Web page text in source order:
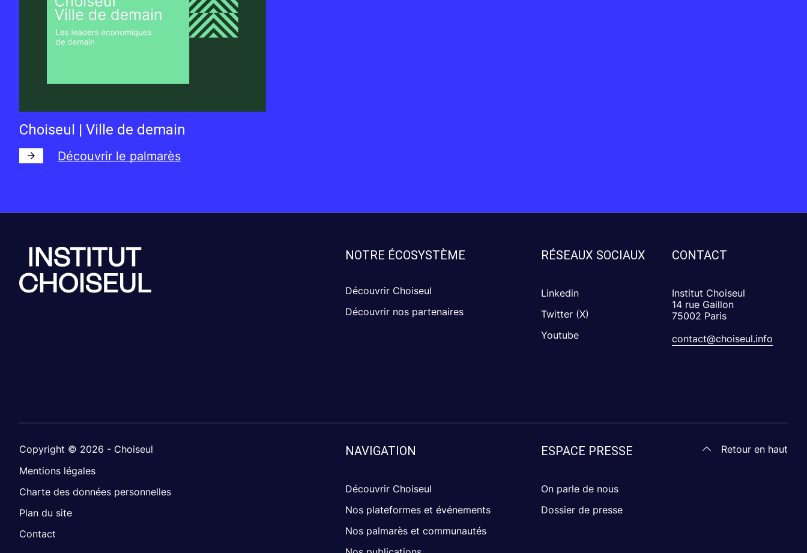
Choiseul | Ville de demain
Découvrir le palmarès
NOTRE ÉCOSYSTÈME
Découvrir Choiseul
Découvrir nos partenaires
RÉSEAUX SOCIAUX
Linkedin
Twitter (X)
Youtube
CONTACT
Institut Choiseul
14 rue Gaillon
75002 Paris
contact@choiseul.info
Copyright © 2026 - Choiseul
Mentions légales
Charte des données personnelles
Plan du site
Contact
NAVIGATION
Découvrir Choiseul
Nos plateformes et événements
Nos palmarès et communautés
ESPACE PRESSE
On parle de nous
Dossier de presse
Retour en haut